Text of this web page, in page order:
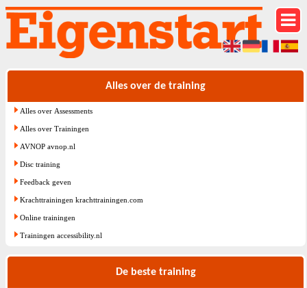
Alles over de training
Alles over Assessments
Alles over Trainingen
AVNOP avnop.nl
Disc training
Feedback geven
Krachttrainingen krachttrainingen.com
Online trainingen
Trainingen accessibility.nl
De beste training